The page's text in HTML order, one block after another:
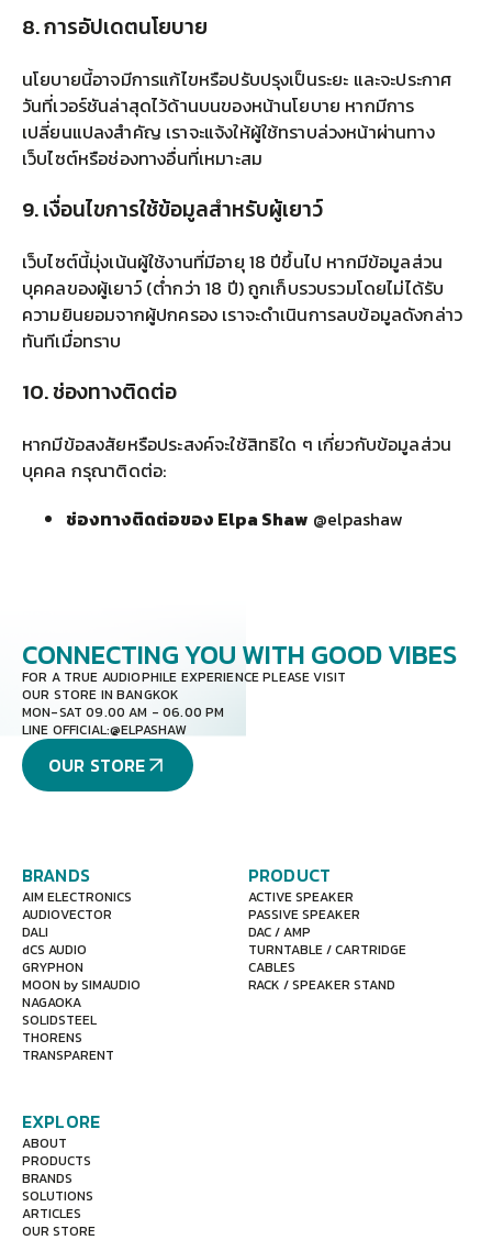
8. การอัปเดตนโยบาย
นโยบายนี้อาจมีการแก้ไขหรือปรับปรุงเป็นระยะ และจะประกาศ
วันที่เวอร์ชันล่าสุดไว้ด้านบนของหน้านโยบาย หากมีการ
เปลี่ยนแปลงสำคัญ เราจะแจ้งให้ผู้ใช้ทราบล่วงหน้าผ่านทาง
เว็บไซต์หรือช่องทางอื่นที่เหมาะสม
9. เงื่อนไขการใช้ข้อมูลสำหรับผู้เยาว์
เว็บไซต์นี้มุ่งเน้นผู้ใช้งานที่มีอายุ 18 ปีขึ้นไป หากมีข้อมูลส่วน
บุคคลของผู้เยาว์ (ต่ำกว่า 18 ปี) ถูกเก็บรวบรวมโดยไม่ได้รับ
ความยินยอมจากผู้ปกครอง เราจะดำเนินการลบข้อมูลดังกล่าว
ทันทีเมื่อทราบ
10. ช่องทางติดต่อ
หากมีข้อสงสัยหรือประสงค์จะใช้สิทธิใด ๆ เกี่ยวกับข้อมูลส่วน
บุคคล กรุณาติดต่อ:
ช่องทางติดต่อของ Elpa Shaw @elpashaw
CONNECTING YOU WITH GOOD VIBES
FOR A TRUE AUDIOPHILE EXPERIENCE PLEASE VISIT
OUR STORE IN BANGKOK
MON-SAT 09.00 AM - 06.00 PM
LINE OFFICIAL:@ELPASHAW
OUR STORE
BRANDS
AIM ELECTRONICS
AUDIOVECTOR
DALI
dCS AUDIO
GRYPHON
MOON by SIMAUDIO
NAGAOKA
SOLIDSTEEL
THORENS
TRANSPARENT
PRODUCT
ACTIVE SPEAKER
PASSIVE SPEAKER
DAC / AMP
TURNTABLE / CARTRIDGE
CABLES
RACK / SPEAKER STAND
EXPLORE
ABOUT
PRODUCTS
BRANDS
SOLUTIONS
ARTICLES
OUR STORE